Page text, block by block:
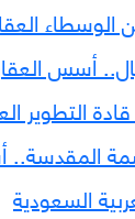
أسس
التطوير
السعودية